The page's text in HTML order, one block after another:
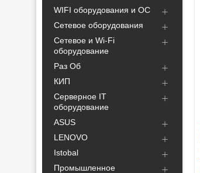
WIFI оборудования и ОС
Сетевое оборудования
Сетевое и Wi-Fi
оборудование
Раз Об
КИП
Серверное IT
оборудование
ASUS
LENOVO
Istobal
Промышленное